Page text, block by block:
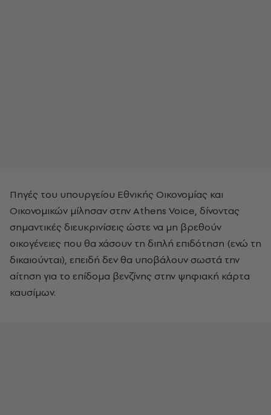
Πηγές του υπουργείου Εθνικής Οικονομίας και
Οικονομικών μίλησαν στην Athens Voice, δίνοντας
σημαντικές διευκρινίσεις ώστε να μη βρεθούν
οικογένειες που θα χάσουν τη διπλή επιδότηση (ενώ τη
δικαιούνται), επειδή δεν θα υποβάλουν σωστά την
αίτηση για το επίδομα βενζίνης στην ψηφιακή κάρτα
καυσίμων.